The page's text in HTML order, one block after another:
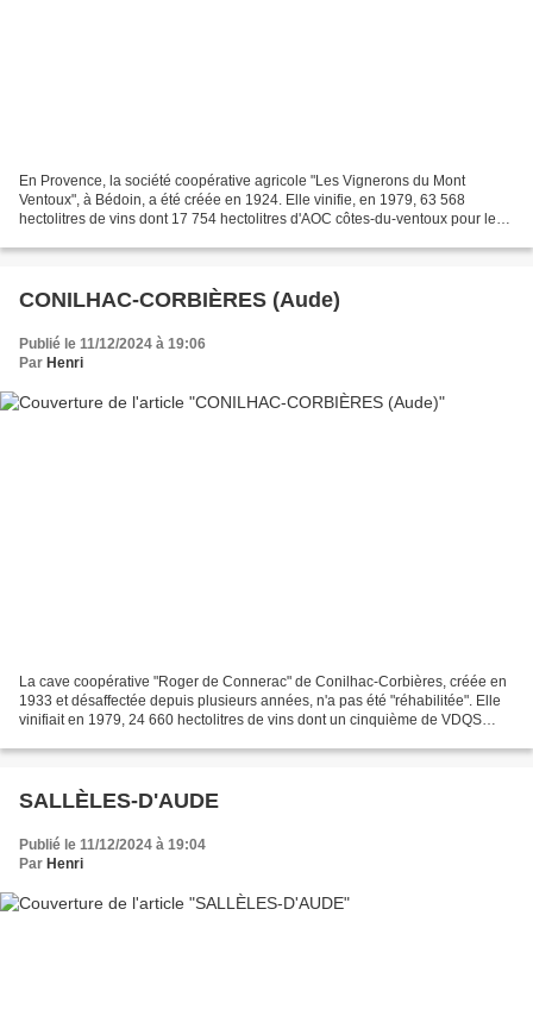
En Provence, la société coopérative agricole "Les Vignerons du Mont
Ventoux", à Bédoin, a été créée en 1924. Elle vinifie, en 1979, 63 568
hectolitres de vins dont 17 754 hectolitres d'AOC côtes-du-ventoux pour le
CONILHAC-CORBIÈRES (Aude)
Publié le 11/12/2024 à 19:06
Par Henri
La cave coopérative "Roger de Connerac" de Conilhac-Corbières, créée en
1933 et désaffectée depuis plusieurs années, n'a pas été "réhabilitée". Elle
vinifiait en 1979, 24 660 hectolitres de vins dont un cinquième de VDQS
SALLÈLES-D'AUDE
Publié le 11/12/2024 à 19:04
Par Henri